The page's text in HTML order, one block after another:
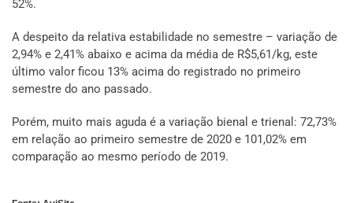
52%.
A despeito da relativa estabilidade no semestre – variação de
2,94% e 2,41% abaixo e acima da média de R$5,61/kg, este
último valor ficou 13% acima do registrado no primeiro
semestre do ano passado.
Porém, muito mais aguda é a variação bienal e trienal: 72,73%
em relação ao primeiro semestre de 2020 e 101,02% em
comparação ao mesmo período de 2019.